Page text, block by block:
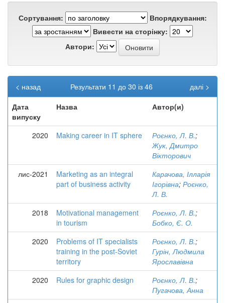
Сортування:
Впорядкування:
Вивести на сторінку:
Автори:
Результати 11 до 30 із 46
< назад
далі >
Дата
випуску
Назва Автор(и)
2020 Making career in IT sphere Роєнко, Л. В.;
Жук, Дмитро
Вікторович
лис-2021
Marketing as an integral
part of business activity
Карачова, Ілларія
Ігорівна; Роєнко,
Л. В.
2018
Motivational management
in tourism
Роєнко, Л. В.;
Бобко, Є. О.
2020
Problems of IT specialists
training in the post-Soviet
territory
Роєнко, Л. В.;
Гурін, Людмила
Ярославівна
2020
Rules for graphic design Роєнко, Л. В.;
Пугачова, Анна